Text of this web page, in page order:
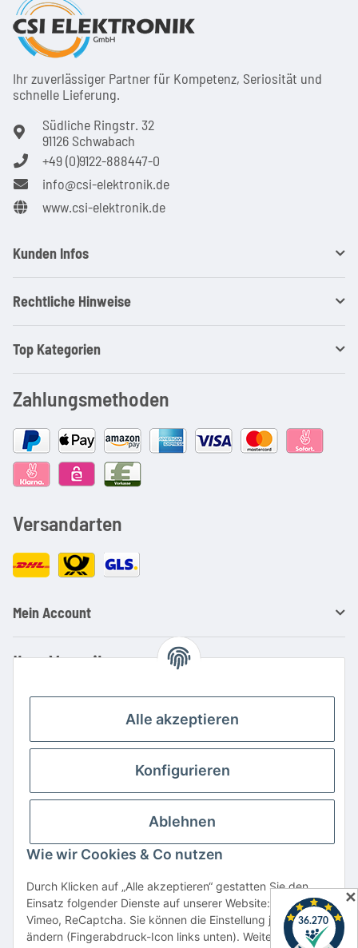
Ihr zuver­läs­siger Partner für Kom­pe­tenz, Seri­osi­tät und
schnel­le Lie­ferung.
Südliche Ringstr. 32
91126 Schwabach
+49 (0)9122-888447-0
info@csi-elektronik.de
www.csi-elektronik.de
Kunden Infos
Rechtliche Hinweise
Top Kategorien
Zahlungsmethoden
Versandarten
Mein Account
Ihre Vorteile
Kauf auf Rechnung
Große Auswahl an Netzteilen und Ladegeräten
Schnelle Lieferung
Hohe Lagerverfügbarkeit
Vertrag widerrufen
* Alle Preise inkl. gesetzlicher USt., zzgl.Versand
Alle verwendeten Markennamen u. Bezeichnungen sind eingetragene Warenzeichen
Alle akzeptieren
Konfigurieren
Ablehnen
Wie wir Cookies & Co nutzen
Durch Klicken auf „Alle akzeptieren“ gestatten Sie den
Einsatz folgender Dienste auf unserer Website: YouTube,
Vimeo, ReCaptcha. Sie können die Einstellung jederzeit
ändern (Fingerabdruck-Icon links unten). Weitere Details
✕